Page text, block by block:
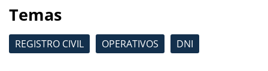
Temas
REGISTRO CIVIL OPERATIVOS DNI